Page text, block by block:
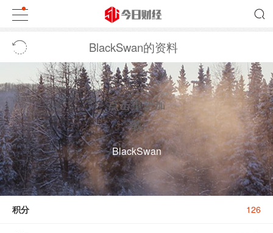
BlackSwan的资料
点击重新加
载
BlackSwan
126
积分